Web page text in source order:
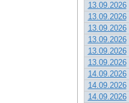
13.09.2026
13.09.2026
13.09.2026
13.09.2026
13.09.2026
13.09.2026
14.09.2026
14.09.2026
14.09.2026